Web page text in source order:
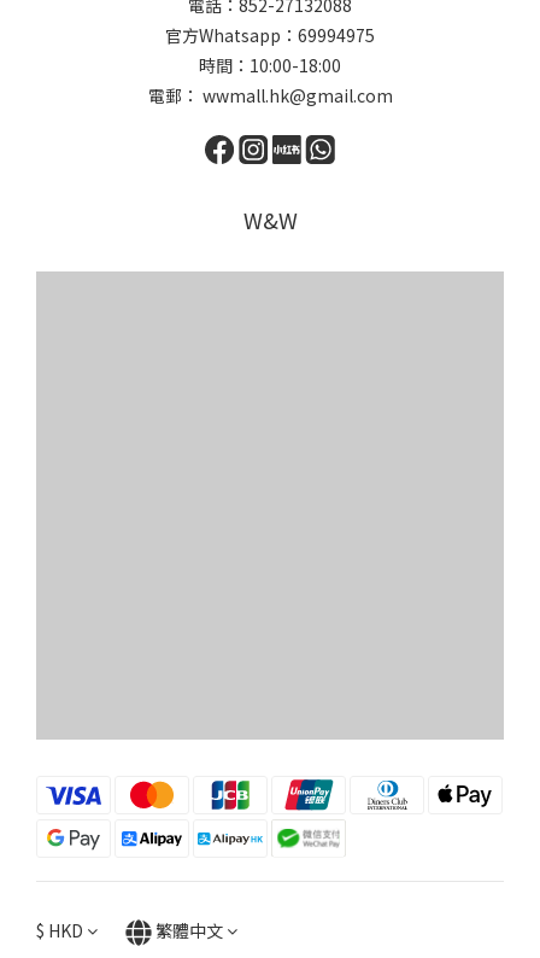
電話：852-27132088
官方Whatsapp：69994975
時間：10:00-18:00
電郵： wwmall.hk@gmail.com
W&W
$ HKD 繁體中文